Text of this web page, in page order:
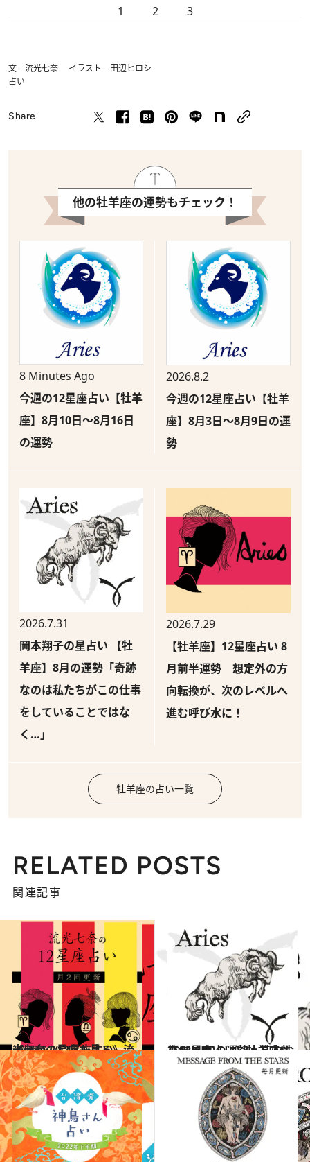
1 2 3
文＝流光七奈 イラスト＝田辺ヒロシ
占い
Share
他の牡羊座の運勢もチェック！
8 Minutes Ago
今週の12星座占い【牡羊
座】8月10日～8月16日
の運勢
2026.8.2
今週の12星座占い【牡羊
座】8月3日～8月9日の運
勢
2026.7.31
岡本翔子の星占い 【牡
羊座】8月の運勢「奇跡
なのは私たちがこの仕事
をしていることではな
く…」
2026.7.29
【牡羊座】12星座占い 8
月前半運勢 想定外の方
向転換が、次のレベルへ
進む呼び水に！
牡羊座の占い一覧
RELATED POSTS
関連記事
2026.7.29
《ほかの星座も見る》流光七奈の12星座占い
占い 2021.12.1
【12星座占い】牡羊座(おひつじ座)の運勢、基本性格まとめ
占い